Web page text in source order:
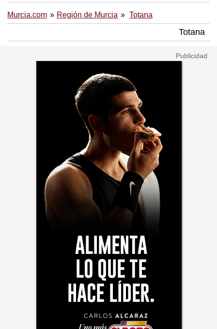
Murcia.com Región de Murcia Totana
Totana